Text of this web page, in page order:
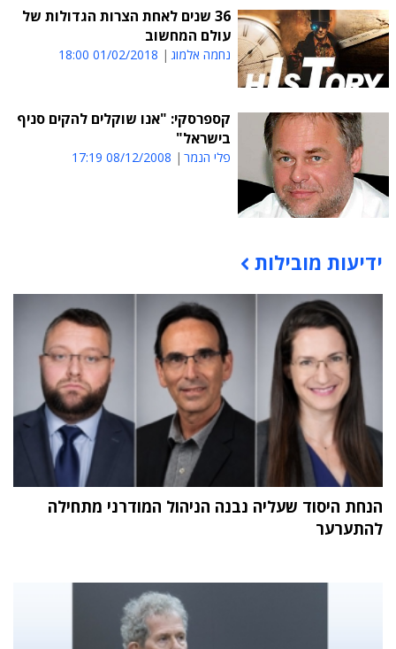
36 שנים לאחת הצרות הגדולות של
עולם המחשוב
נחמה אלמוג 01/02/2018 18:00
קספרסקי: "אנו שוקלים להקים סניף
בישראל"
פלי הנמר 08/12/2008 17:19
תוכן פרסומי
ידיעות מובילות
הנחת היסוד שעליה נבנה הניהול המודרני מתחילה
להתערער